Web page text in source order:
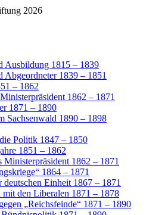
2026
Ausbildung 1815 – 1839
Abgeordneter 1839 – 1851
– 1862
1862 – 1871
1871 – 1890
Sachsenwald 1890 – 1898
Politik 1847 – 1850
1851 – 1862
Ministerpräsident 1862 – 1871
1864 – 1871
deutschen Einheit 1867 – 1871
den Liberalen 1871 – 1878
„Reichsfeinde“ 1871 – 1890